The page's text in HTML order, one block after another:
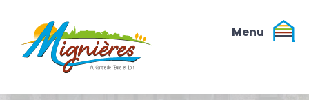
contenu